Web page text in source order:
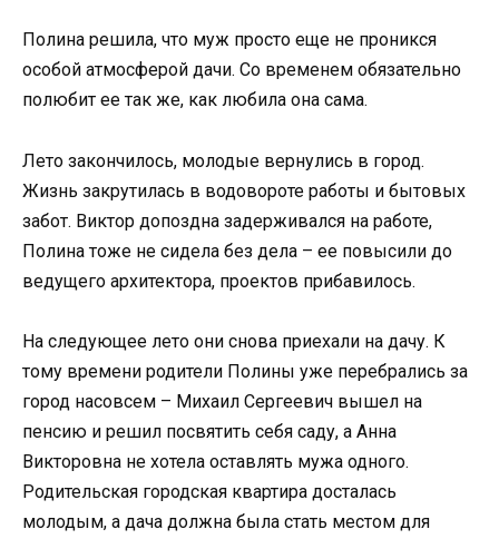
Полина решила, что муж просто еще не проникся
особой атмосферой дачи. Со временем обязательно
полюбит ее так же, как любила она сама.
Лето закончилось, молодые вернулись в город.
Жизнь закрутилась в водовороте работы и бытовых
забот. Виктор допоздна задерживался на работе,
Полина тоже не сидела без дела – ее повысили до
ведущего архитектора, проектов прибавилось.
На следующее лето они снова приехали на дачу. К
тому времени родители Полины уже перебрались за
город насовсем – Михаил Сергеевич вышел на
пенсию и решил посвятить себя саду, а Анна
Викторовна не хотела оставлять мужа одного.
Родительская городская квартира досталась
молодым, а дача должна была стать местом для